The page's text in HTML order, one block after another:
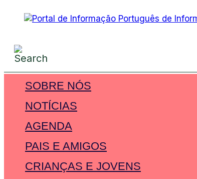
SOBRE NÓS
NOTÍCIAS
AGENDA
PAIS E AMIGOS
CRIANÇAS E JOVENS